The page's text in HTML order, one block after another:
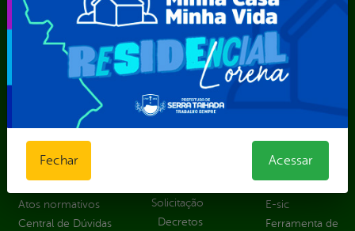
Secretaria Municipal de Saúde – SMS
Secretaria Municipal de Serviços Públicos – SEMUSP
Superintendência de Trânsito e Transportes de Serra
Talhada-STTRANS
Transparência, Fiscalização e Controle
Portal da
Transparência
Educação
Atos normativos
Central de Dúvidas
E-sic
Solicitação
Decretos
Serviços
Carta de
E-sic
Ferramenta de
Fechar Acessar